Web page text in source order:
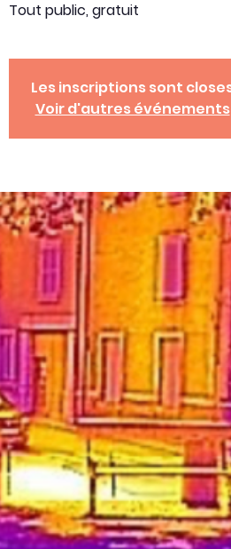
Les inscriptions sont
Voir d'autres événements